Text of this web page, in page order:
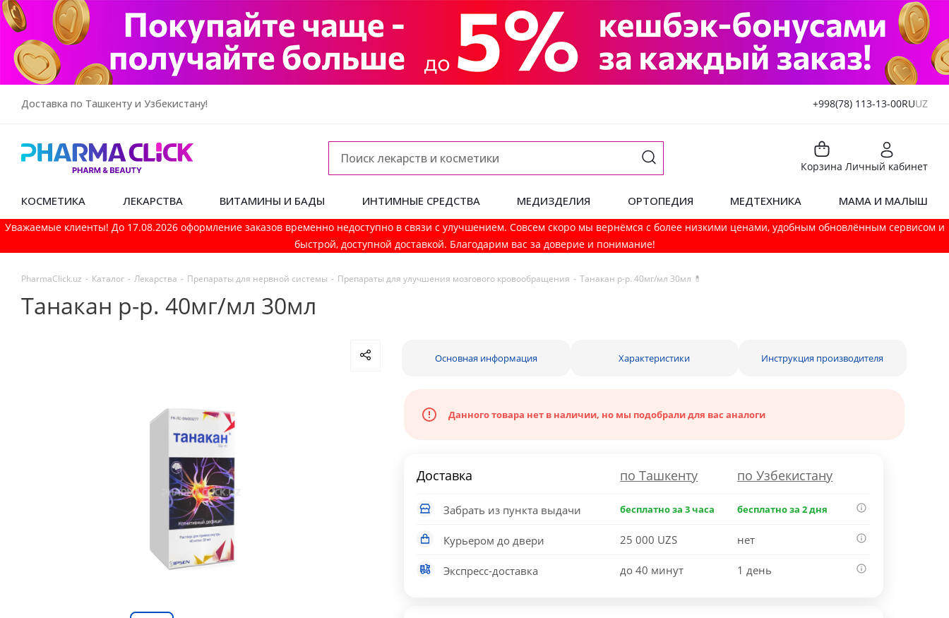
Доставка по Ташкенту и Узбекистану! +998(78) 113-13-00RUUZ
Корзина Личный кабинет
КОСМЕТИКА ЛЕКАРСТВА ВИТАМИНЫ И БАДЫ ИНТИМНЫЕ СРЕДСТВА МЕДИЗДЕЛИЯ ОРТОПЕДИЯ МЕДТЕХНИКА МАМА И МАЛЫШ
Уважаемые клиенты! До 17.08.2026 оформление заказов временно недоступно в связи с улучшением. Совсем скоро мы вернёмся с более низкими ценами, удобным обновлённым сервисом и
быстрой, доступной доставкой. Благодарим вас за доверие и понимание!
PharmaСlick.uz - Каталог - Лекарства - Препараты для нервной системы - Препараты для улучшения мозгового кровообращения - Танакан р-р. 40мг/мл 30мл 💊
Танакан р-р. 40мг/мл 30мл
Основная информация Характеристики Инструкция производителя
Данного товара нет в наличии, но мы подобрали для вас аналоги
Доставка по Ташкенту по Узбекистану
Забрать из пункта выдачи бесплатно за 3 часа бесплатно за 2 дня
Курьером до двери 25 000 UZS нет
Экспресс-доставка до 40 минут 1 день